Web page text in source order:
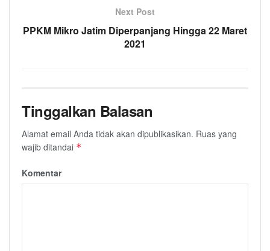
Next Post
PPKM Mikro Jatim Diperpanjang Hingga 22 Maret
2021
Tinggalkan Balasan
Alamat email Anda tidak akan dipublikasikan. Ruas yang
wajib ditandai *
Komentar